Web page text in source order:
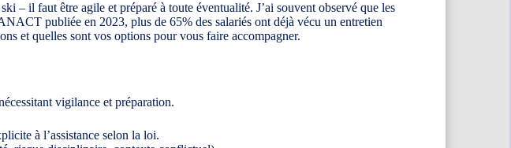
– il faut être agile et préparé à toute éventualité. J’ai souvent observé que les
publiée en 2023, plus de 65% des salariés ont déjà vécu un entretien
et quelles sont vos options pour vous faire accompagner.
vigilance et préparation.
à l’assistance selon la loi.